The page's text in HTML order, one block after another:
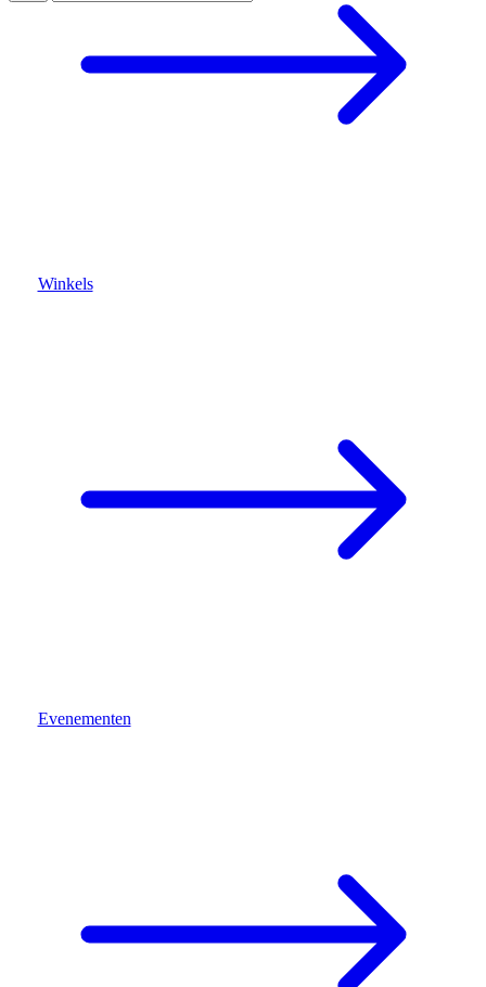
Winkels
Evenementen